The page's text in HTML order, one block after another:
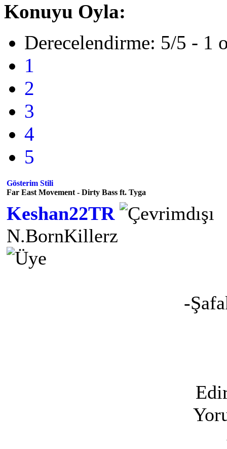
Konuyu Oyla:
Derecelendirme: 5/5 - 1
1
2
3
4
5
Gösterim Stili
Far East Movement - Dirty Bass ft. Tyga
Keshan22TR
N.BornKillerz
-